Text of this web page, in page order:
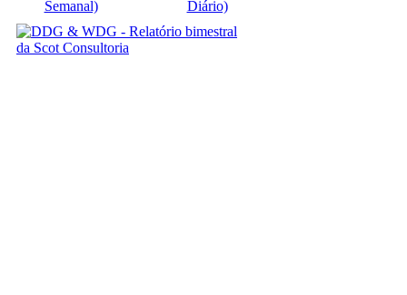
Semanal)
Diário)